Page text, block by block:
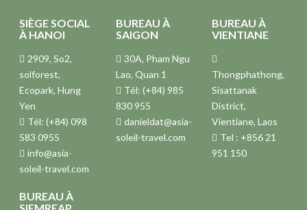
SIÈGE SOCIAL
À HANOI
2909, So2,
solforest,
Ecopark, Hung
Yen
Tél: (+84) 098
583 0955
info@asia-
soleil-travel.com
BUREAU À
SAIGON
30A, Pham Ngu
Lao, Quan 1
Tél: (+84) 985
830 955
danieldat@asia-
soleil-travel.com
BUREAU À
VIENTIANE
Thongphathong,
Sisattanak
District,
Vientiane, Laos
Tel : +856 21
951 150
BUREAU À
SIEMREAP